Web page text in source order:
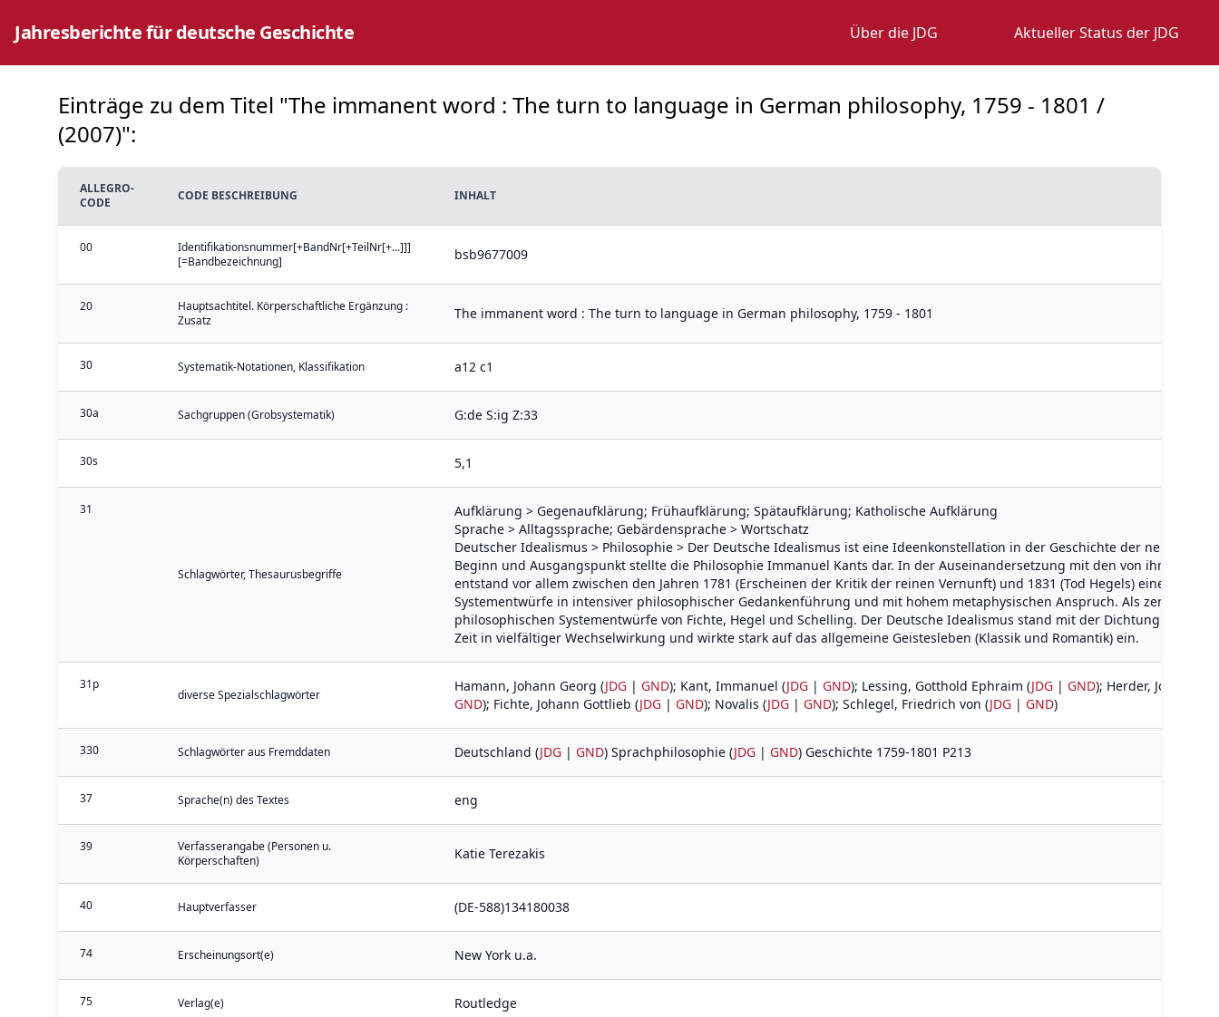
Jahresberichte für deutsche Geschichte Über die JDG Aktueller Status der JDG
Einträge zu dem Titel "The immanent word : The turn to language in German philosophy, 1759 - 1801 /
(2007)":
ALLEGRO-
CODE
CODE BESCHREIBUNG INHALT
00
Identifikationsnummer[+BandNr[+TeilNr[+...]]]
[=Bandbezeichnung]
bsb9677009
20
Hauptsachtitel. Körperschaftliche Ergänzung :
Zusatz
The immanent word : The turn to language in German philosophy, 1759 - 1801
30 Systematik-Notationen, Klassifikation a12 c1
30a Sachgruppen (Grobsystematik) G:de S:ig Z:33
30s 5,1
31
Schlagwörter, Thesaurusbegriffe
Aufklärung > Gegenaufklärung; Frühaufklärung; Spätaufklärung; Katholische Aufklärung
Sprache > Alltagssprache; Gebärdensprache > Wortschatz
Deutscher Idealismus > Philosophie > Der Deutsche Idealismus ist eine Ideenkonstellation in der Geschichte der neueren
Beginn und Ausgangspunkt stellte die Philosophie Immanuel Kants dar. In der Auseinandersetzung mit den von ihm
entstand vor allem zwischen den Jahren 1781 (Erscheinen der Kritik der reinen Vernunft) und 1831 (Tod Hegels) eine Fülle
Systementwürfe in intensiver philosophischer Gedankenführung und mit hohem metaphysischen Anspruch. Als zentral
philosophischen Systementwürfe von Fichte, Hegel und Schelling. Der Deutsche Idealismus stand mit der Dichtung und
Zeit in vielfältiger Wechselwirkung und wirkte stark auf das allgemeine Geistesleben (Klassik und Romantik) ein.
31p
diverse Spezialschlagwörter
Hamann, Johann Georg (JDG | GND); Kant, Immanuel (JDG | GND); Lessing, Gotthold Ephraim (JDG | GND); Herder, Johann
GND); Fichte, Johann Gottlieb (JDG | GND); Novalis (JDG | GND); Schlegel, Friedrich von (JDG | GND)
330 Schlagwörter aus Fremddaten Deutschland (JDG | GND) Sprachphilosophie (JDG | GND) Geschichte 1759-1801 P213
37 Sprache(n) des Textes eng
39
Verfasserangabe (Personen u.
Körperschaften)
Katie Terezakis
40 Hauptverfasser (DE-588)134180038
74 Erscheinungsort(e) New York u.a.
75 Verlag(e) Routledge